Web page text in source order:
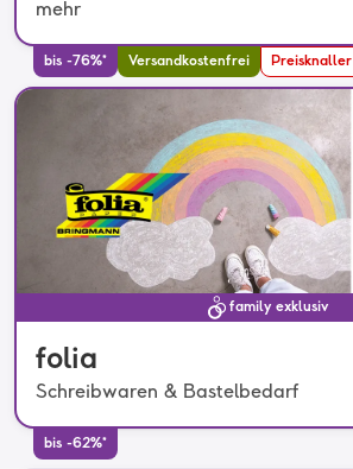
mehr
bis -76%* Versandkostenfrei Preisknaller
family exklusiv
folia
Schreibwaren & Bastelbedarf
bis -62%*